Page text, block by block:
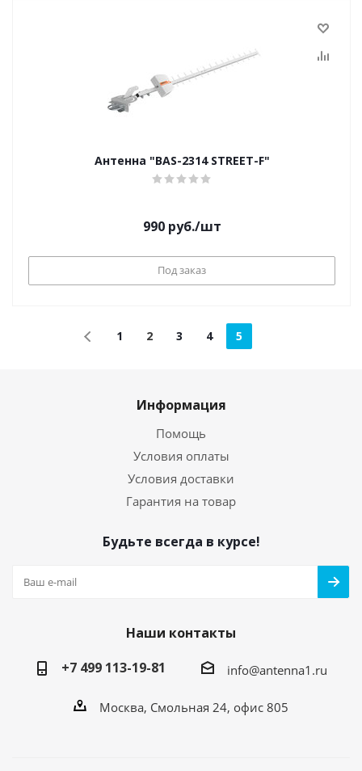
Антенна "BAS-2314 STREET-F"
990руб./шт
Под заказ
1 2 3 4 5
Информация
Помощь
Условия оплаты
Условия доставки
Гарантия на товар
Будьте всегда в курсе!
Наши контакты
+7 499 113-19-81
info@antenna1.ru
Москва, Смольная 24, офис 805